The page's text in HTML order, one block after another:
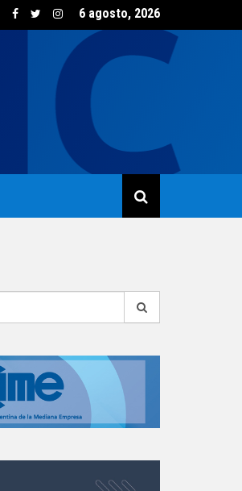
5,8% en junio impulsado por las opciones
6 agosto, 2026